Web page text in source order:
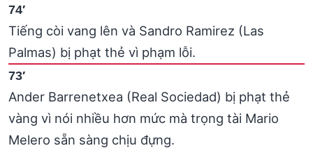
74′
Tiếng còi vang lên và Sandro Ramirez (Las
Palmas) bị phạt thẻ vì phạm lỗi.
73′
Ander Barrenetxea (Real Sociedad) bị phạt thẻ
vàng vì nói nhiều hơn mức mà trọng tài Mario
Melero sẵn sàng chịu đựng.